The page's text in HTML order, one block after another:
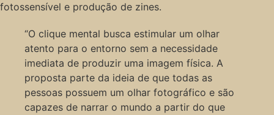
fotossensível e produção de zines.
“O clique mental busca estimular um olhar
atento para o entorno sem a necessidade
imediata de produzir uma imagem física. A
proposta parte da ideia de que todas as
pessoas possuem um olhar fotográfico e são
capazes de narrar o mundo a partir do que